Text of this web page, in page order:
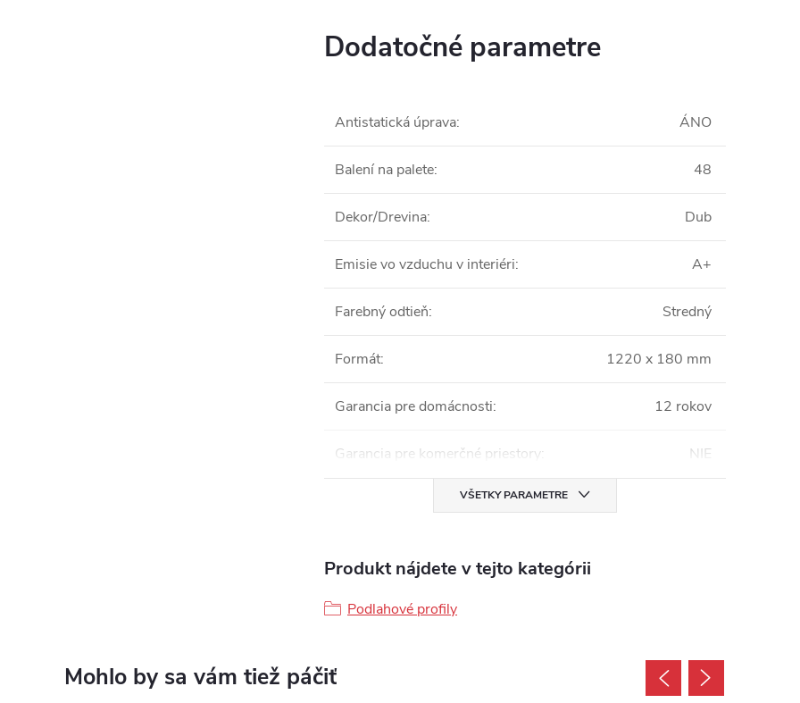
Dodatočné parametre
Antistatická úprava: ÁNO
Balení na palete: 48
Dekor/Drevina: Dub
Emisie vo vzduchu v interiéri: A+
Farebný odtieň: Stredný
Formát: 1220 x 180 mm
Garancia pre domácnosti: 12 rokov
Garancia pre komerčné priestory: NIE
VŠETKY PARAMETRE
Produkt nájdete v tejto kategórii
Podlahové profily